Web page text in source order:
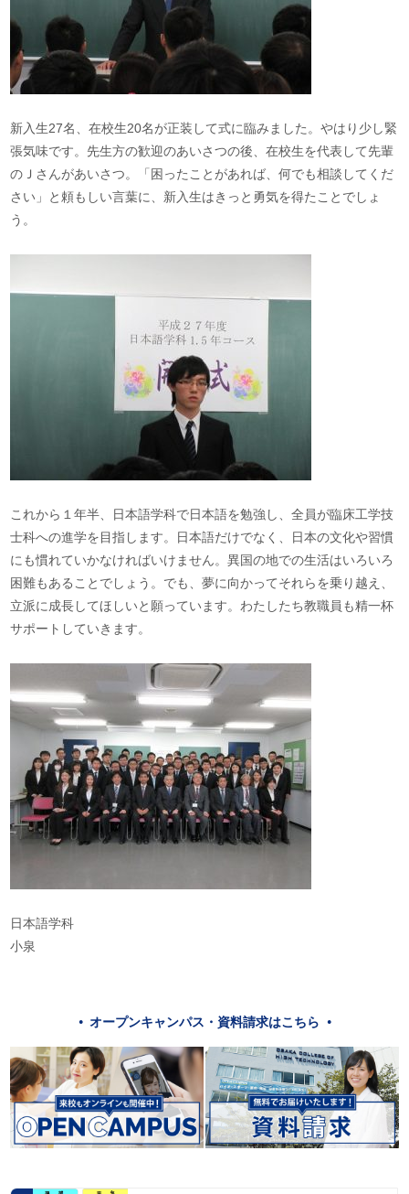
新入生27名、在校生20名が正装して式に臨みました。やはり少し緊
張気味です。先生方の歓迎のあいさつの後、在校生を代表して先輩
のＪさんがあいさつ。「困ったことがあれば、何でも相談してくだ
さい」と頼もしい言葉に、新入生はきっと勇気を得たことでしょ
う。
これから１年半、日本語学科で日本語を勉強し、全員が臨床工学技
士科への進学を目指します。日本語だけでなく、日本の文化や習慣
にも慣れていかなければいけません。異国の地での生活はいろいろ
困難もあることでしょう。でも、夢に向かってそれらを乗り越え、
立派に成長してほしいと願っています。わたしたち教職員も精一杯
サポートしていきます。
日本語学科
小泉
オープンキャンパス・資料請求はこちら